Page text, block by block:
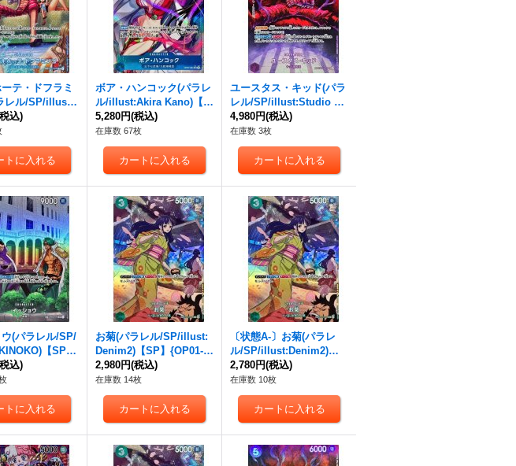
ーテ・ドフラミ
レル/SP/illust:t
SP】{OP01-07
込)
ボア・ハンコック(パラレ
ル/illust:Akira Kano)【S
R/P】{OP07-051}
5,280円(税込)
在庫数 67枚
ユースタス・キッド(パラ
レル/SP/illust:Studio Vi
gor Co.Ltd)【SP】{OP0
5-074[OP07]}
4,980円(税込)
在庫数 3枚
(パラレル/SP/
【SP】
込)
お菊(パラレル/SP/illust:
Denim2)【SP】{OP01-0
35[OP07]}
2,980円(税込)
在庫数 14枚
〔状態A-〕お菊(パラレ
ル/SP/illust:Denim2)【S
P】{OP01-035[OP07]}
2,780円(税込)
在庫数 10枚